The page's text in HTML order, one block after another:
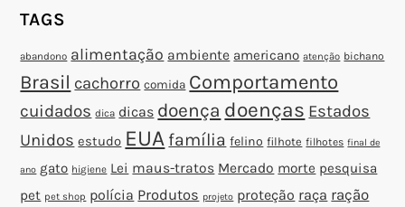
TAGS
abandono alimentação ambiente americano atenção bichano
Brasil cachorro comida Comportamento
cuidados dica dicas doença doenças Estados
Unidos estudo EUA família felino filhote filhotes final de
ano gato higiene Lei maus-tratos Mercado morte pesquisa
pet pet shop polícia Produtos projeto proteção raça ração